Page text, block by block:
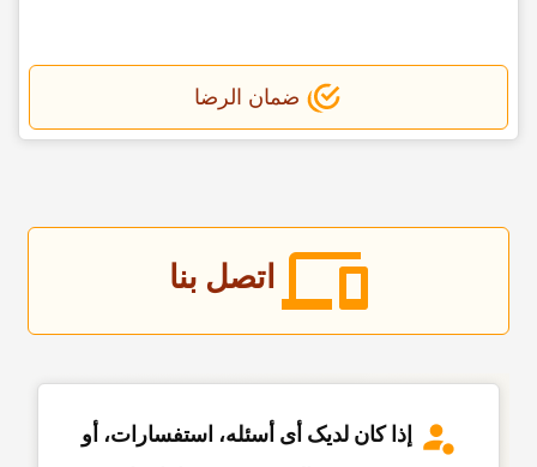
ضمان الرضا
اتصل بنا
إذا کان لدیک أی أسئله، استفسارات، أو